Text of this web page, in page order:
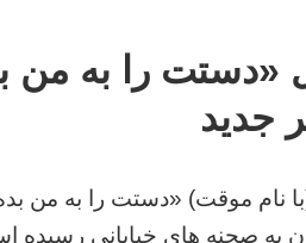
«دستت را به من
جدید
نام موقت) «دستت را به من
به صحنه های خیابانی رسیده